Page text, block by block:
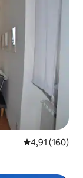
4,91 de uma
4,91 (160)